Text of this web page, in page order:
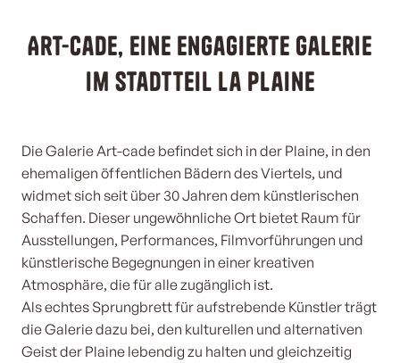
Art-cade, eine engagierte Galerie
im Stadtteil La Plaine
Die Galerie Art-cade befindet sich in der Plaine, in den
ehemaligen öffentlichen Bädern des Viertels, und
widmet sich seit über 30 Jahren dem künstlerischen
Schaffen. Dieser ungewöhnliche Ort bietet Raum für
Ausstellungen, Performances, Filmvorführungen und
künstlerische Begegnungen in einer kreativen
Atmosphäre, die für alle zugänglich ist.
Als echtes Sprungbrett für aufstrebende Künstler trägt
die Galerie dazu bei, den kulturellen und alternativen
Geist der Plaine lebendig zu halten und gleichzeitig